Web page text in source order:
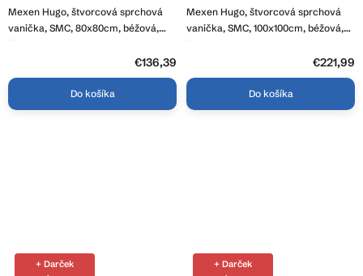
Mexen Hugo, štvorcová sprchová
vanička, SMC, 80x80cm, béžová,
čierna krytka, 42698080-B
€136,39
Do košíka
Mexen Hugo, štvorcová sprchová
vanička, SMC, 100x100cm, béžová,
čierna krytka, 42691010-B
€221,99
Do košíka
+ Darček
+ Darček